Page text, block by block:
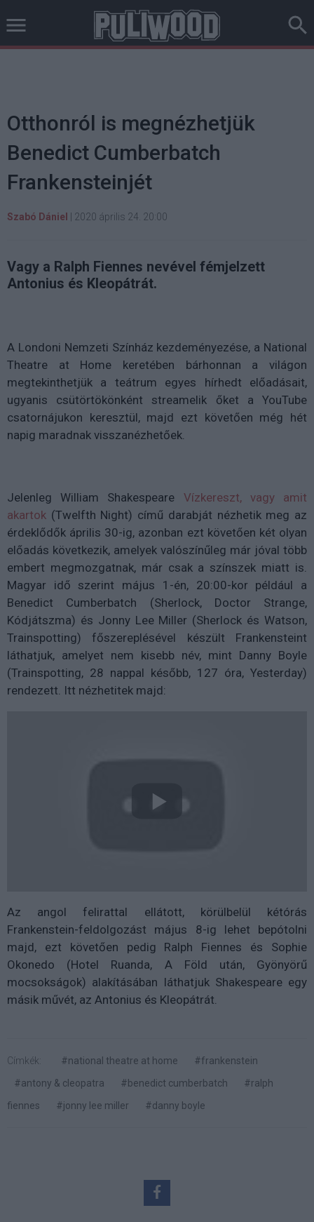
Otthonról is megnézhetjük
Benedict Cumberbatch
Frankensteinjét
Szabó Dániel 2020 április 24. 20:00
Vagy a Ralph Fiennes nevével fémjelzett
Antonius és Kleopátrát.
A Londoni Nemzeti Színház kezdeményezése, a National
Theatre at Home keretében bárhonnan a világon
megtekinthetjük a teátrum egyes hírhedt előadásait,
ugyanis csütörtökönként streamelik őket a YouTube
csatornájukon keresztül, majd ezt követően még hét
napig maradnak visszanézhetőek.
Jelenleg William Shakespeare Vízkereszt, vagy amit
akartok (Twelfth Night) című darabját nézhetik meg az
érdeklődők április 30-ig, azonban ezt követően két olyan
előadás következik, amelyek valószínűleg már jóval több
embert megmozgatnak, már csak a színszek miatt is.
Magyar idő szerint május 1-én, 20:00-kor például a
Benedict Cumberbatch (Sherlock, Doctor Strange,
Kódjátszma) és Jonny Lee Miller (Sherlock és Watson,
Trainspotting) főszereplésével készült Frankensteint
láthatjuk, amelyet nem kisebb név, mint Danny Boyle
(Trainspotting, 28 nappal később, 127 óra, Yesterday)
rendezett. Itt nézhetitek majd:
Az angol felirattal ellátott, körülbelül kétórás
Frankenstein-feldolgozást május 8-ig lehet bepótolni
majd, ezt követően pedig Ralph Fiennes és Sophie
Okonedo (Hotel Ruanda, A Föld után, Gyönyörű
mocsokságok) alakításában láthatjuk Shakespeare egy
másik művét, az Antonius és Kleopátrát.
Címkék: #national theatre at home
#frankenstein
#antony & cleopatra
#benedict cumberbatch
#ralph
fiennes
#jonny lee miller #danny boyle